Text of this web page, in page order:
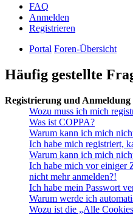
FAQ
Anmelden
Registrieren
Portal Foren-Übersicht
Häufig gestellte
Registrierung und Anmeldung
Wozu muss ich mich
Was ist COPPA?
Warum kann ich mich
Ich habe mich registriert,
Warum kann ich mich
Ich habe mich vor einiger
nicht mehr anmelden?!
Ich habe mein Passwort
Warum werde ich
Wozu ist die „Alle